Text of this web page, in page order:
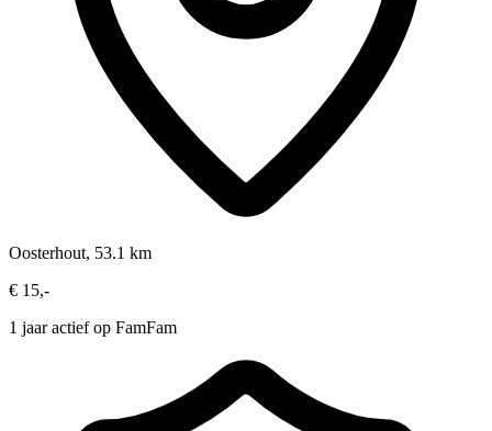
Oosterhout, 53.1 km
€ 15,-
1 jaar actief op FamFam